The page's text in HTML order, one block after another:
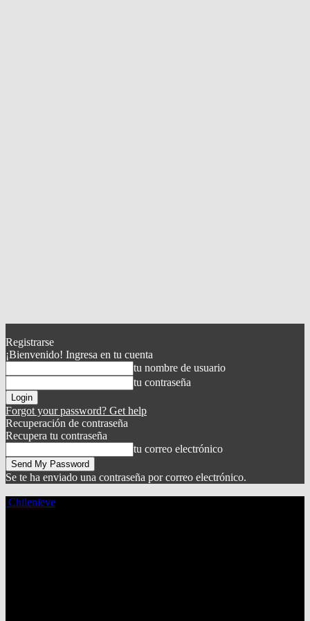
Registrarse
¡Bienvenido! Ingresa en tu cuenta
tu nombre de usuario
tu contraseña
Forgot your password? Get help
Recuperación de contraseña
Recupera tu contraseña
tu correo electrónico
Se te ha enviado una contraseña por correo electrónico.
Chilenieve